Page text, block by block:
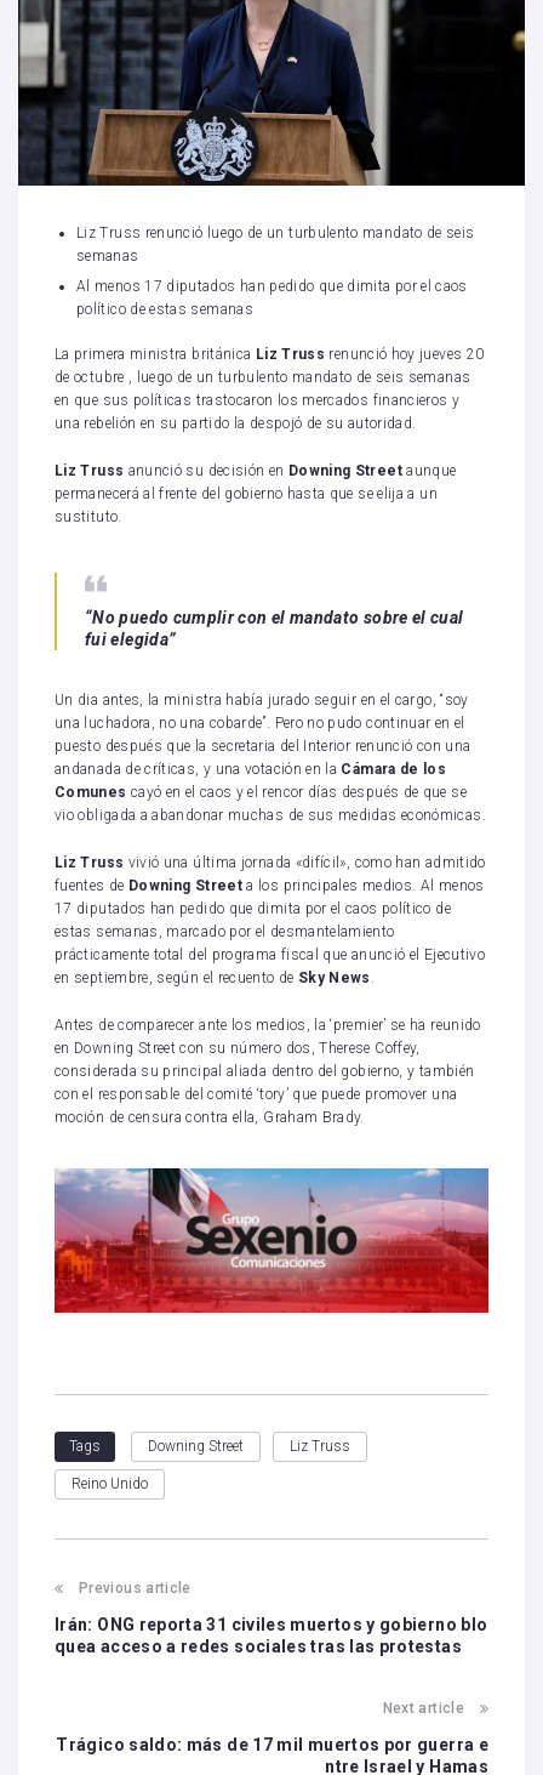
Liz Truss renunció luego de un turbulento mandato de seis
semanas
Al menos 17 diputados han pedido que dimita por el caos
político de estas semanas
La primera ministra británica Liz Truss renunció hoy jueves 20
de octubre , luego de un turbulento mandato de seis semanas
en que sus políticas trastocaron los mercados financieros y
una rebelión en su partido la despojó de su autoridad.
Liz Truss anunció su decisión en Downing Streetaunque
permanecerá al frente del gobierno hasta que se elija a un
sustituto.
“No puedo cumplir con el mandato sobre el cual
fui elegida”
Un dia antes, la ministra había jurado seguir en el cargo, “soy
una luchadora, no una cobarde”. Pero no pudo continuar en el
puesto después que la secretaria del Interior renunció con una
andanada de críticas, y una votación en la Cámara de los
Comunes cayó en el caos y el rencor días después de que se
vio obligada a abandonar muchas de sus medidas económicas.
Liz Truss vivió una última jornada «difícil», como han admitido
fuentes de Downing Streeta los principales medios. Al menos
17 diputados han pedido que dimita por el caos político de
estas semanas, marcado por el desmantelamiento
prácticamente total del programa fiscal que anunció el Ejecutivo
en septiembre, según el recuento de Sky News
Antes de comparecer ante los medios, la ‘premier’ se ha reunido
en Downing Street con su número dos, Therese Coffey,
considerada su principal aliada dentro del gobierno, y también
con el responsable del comité ‘tory’ que puede promover una
moción de censura contra ella, Graham Brady.
Tags Downing Street Liz Truss
Reino Unido
Previous article
Irán: ONG reporta 31 civiles muertos y gobierno blo
quea acceso a redes sociales tras las protestas
Next article
Trágico saldo: más de 17 mil muertos por guerra e
ntre Israel y Hamas